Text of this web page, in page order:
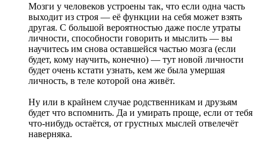
Мозги у человеков устроены так, что если одна часть
выходит из строя — её функции на себя может взять
другая. С большой вероятностью даже после утраты
личности, способности говорить и мыслить — вы
научитесь им снова оставшейся частью мозга (если
будет, кому научить, конечно) — тут новой личности
будет очень кстати узнать, кем же была умершая
личность, в теле которой она живёт.
Ну или в крайнем случае родственникам и друзьям
будет что вспомнить. Да и умирать проще, если от тебя
что-нибудь остаётся, от грустных мыслей отвелечёт
наверняка.